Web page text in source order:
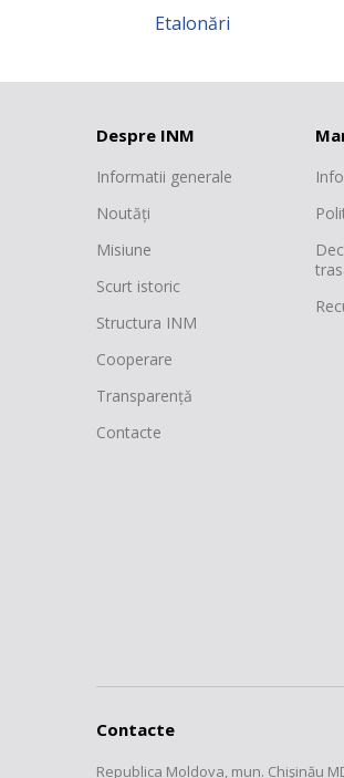
Comparări
Despre INM
Informatii generale
Noutăți
Misiune
Scurt istoric
Structura INM
Cooperare
Transparență
Contacte
Contacte
Republica Moldova, mun. Chişinău